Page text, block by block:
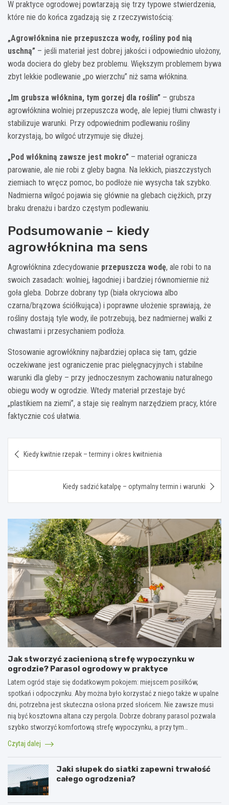
W praktyce ogrodowej powtarzają się trzy typowe stwierdzenia,
które nie do końca zgadzają się z rzeczywistością:
„Agrowłóknina nie przepuszcza wody, rośliny pod nią
uschną” – jeśli materiał jest dobrej jakości i odpowiednio ułożony,
woda dociera do gleby bez problemu. Większym problemem bywa
zbyt lekkie podlewanie „po wierzchu” niż sama włóknina.
„Im grubsza włóknina, tym gorzej dla roślin” – grubsza
agrowłóknina wolniej przepuszcza wodę, ale lepiej tłumi chwasty i
stabilizuje warunki. Przy odpowiednim podlewaniu rośliny
korzystają, bo wilgoć utrzymuje się dłużej.
„Pod włókniną zawsze jest mokro” – materiał ogranicza
parowanie, ale nie robi z gleby bagna. Na lekkich, piaszczystych
ziemiach to wręcz pomoc, bo podłoże nie wysycha tak szybko.
Nadmierna wilgoć pojawia się głównie na glebach ciężkich, przy
braku drenażu i bardzo częstym podlewaniu.
Podsumowanie – kiedy
agrowłóknina ma sens
Agrowłóknina zdecydowanie przepuszcza wodę, ale robi to na
swoich zasadach: wolniej, łagodniej i bardziej równomiernie niż
goła gleba. Dobrze dobrany typ (biała okryciowa albo
czarna/brązowa ściółkująca) i poprawne ułożenie sprawiają, że
rośliny dostają tyle wody, ile potrzebują, bez nadmiernej walki z
chwastami i przesychaniem podłoża.
Stosowanie agrowłókniny najbardziej opłaca się tam, gdzie
oczekiwane jest ograniczenie prac pielęgnacyjnych i stabilne
warunki dla gleby – przy jednoczesnym zachowaniu naturalnego
obiegu wody w ogrodzie. Wtedy materiał przestaje być
„plastikiem na ziemi”, a staje się realnym narzędziem pracy, które
faktycznie coś ułatwia.
wpisu
Kiedy kwitnie rzepak – terminy i okres kwitnienia
Kiedy sadzić katalpę – optymalny termin i warunki
Jak stworzyć zacienioną strefę wypoczynku w
ogrodzie? Parasol ogrodowy w praktyce
Latem ogród staje się dodatkowym pokojem: miejscem posiłków,
spotkań i odpoczynku. Aby można było korzystać z niego także w upalne
dni, potrzebna jest skuteczna osłona przed słońcem. Nie zawsze musi
nią być kosztowna altana czy pergola. Dobrze dobrany parasol pozwala
szybko stworzyć komfortową strefę wypoczynku, a przy tym…
Czytaj dalej
Jaki słupek do siatki zapewni trwałość
całego ogrodzenia?